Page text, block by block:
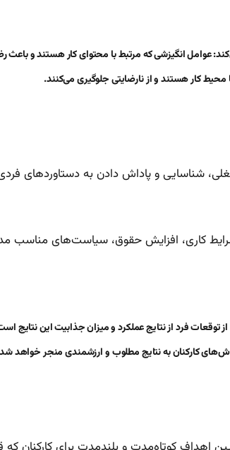
عوامل انگیزشی که مرتبط با محتوای کار هستند و
کار هستند و از نارضایتی جلوگیری می‌کنند.
شناسایی و پاداش دادن به دستاوردهای
کاری، افزایش حقوق، سیاست‌های مناسب
توقعات فرد از نتایج عملکرد و میزان جذابیت این نتایج
کارکنان به نتایج مطلوب و ارزشمندی منجر خواهد